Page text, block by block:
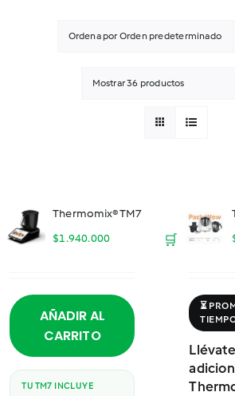
Ordena porOrden predeterminado
Mostrar36 productos
Thermomix® TM7
$1.940.000 🛒
AÑADIR AL
CARRITO
TU TM7 INCLUYE
⏳